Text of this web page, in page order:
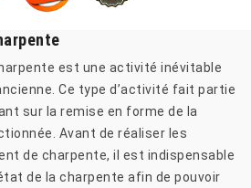
est une activité inévitable
Ce type d’activité fait partie
sur la remise en forme de la
Avant de réaliser les
de charpente, il est indispensable
de la charpente afin de pouvoir